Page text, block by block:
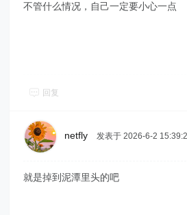
不管什么情况，自己一定要小心一点
回复
netfly 发表于 2026-6-2
就是掉到泥潭里头的吧